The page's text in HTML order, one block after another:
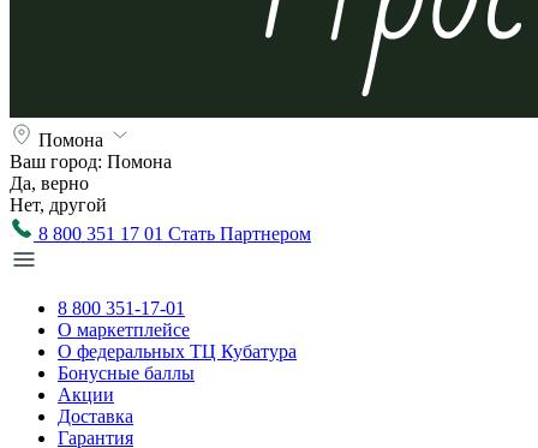
Помона
Ваш город: Помона
Да, верно
Нет, другой
8 800 351 17 01 Стать Партнером
8 800 351-17-01
О маркетплейсе
О федеральных ТЦ Кубатура
Бонусные баллы
Акции
Доставка
Гарантия